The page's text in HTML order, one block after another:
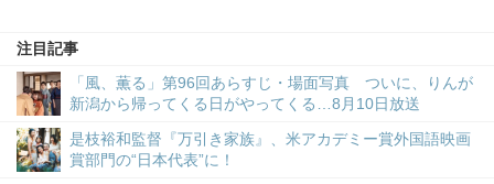
注目記事
「風、薫る」第96回あらすじ・場面写真 ついに、りんが
新潟から帰ってくる日がやってくる…8月10日放送
是枝裕和監督『万引き家族』、米アカデミー賞外国語映画
賞部門の“日本代表”に！